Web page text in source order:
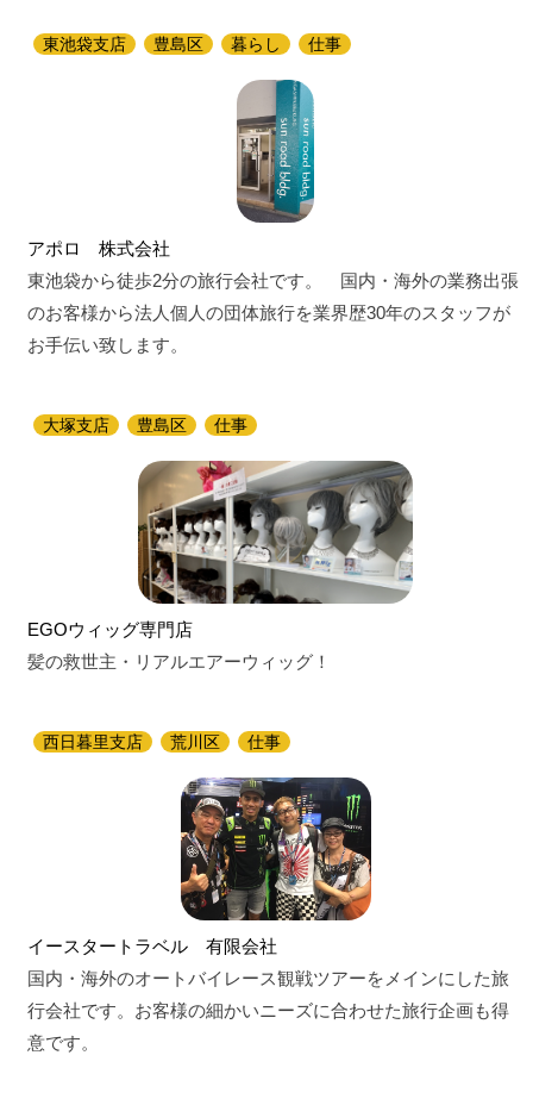
東池袋支店 豊島区 暮らし 仕事
アポロ 株式会社
東池袋から徒歩2分の旅行会社です。 国内・海外の業務出張
のお客様から法人個人の団体旅行を業界歴30年のスタッフが
お手伝い致します。
大塚支店 豊島区 仕事
EGOウィッグ専門店
髪の救世主・リアルエアーウィッグ！
西日暮里支店 荒川区 仕事
イースタートラベル 有限会社
国内・海外のオートバイレース観戦ツアーをメインにした旅
行会社です。お客様の細かいニーズに合わせた旅行企画も得
意です。